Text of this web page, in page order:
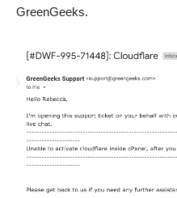
GreenGeeks.